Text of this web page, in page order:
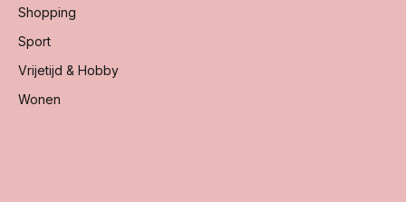
Shopping
Sport
Vrijetijd & Hobby
Wonen